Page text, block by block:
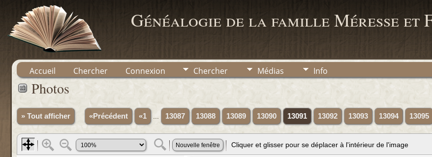
Généalogie de la famille Méresse et
Accueil Chercher Connexion Chercher Médias Info
Photos
» Tout afficher «Précédent «1 13087 13088 13089 13090 13091 13092 13093 13094 13095